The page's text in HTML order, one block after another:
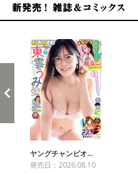
ヤングチャンピオ…
発売日：2026.08.10